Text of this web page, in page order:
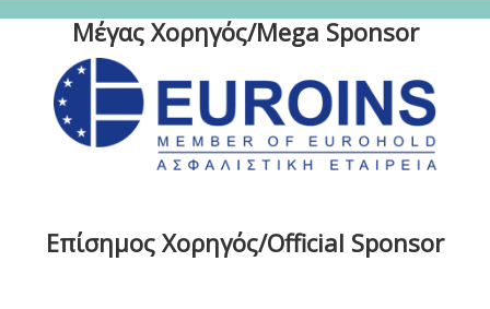
Μέγας Χορηγός/Mega Sponsor
Επίσημος Χορηγός/Official Sponsor